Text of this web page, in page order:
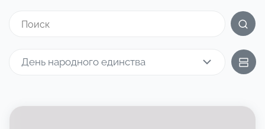
День народного единства